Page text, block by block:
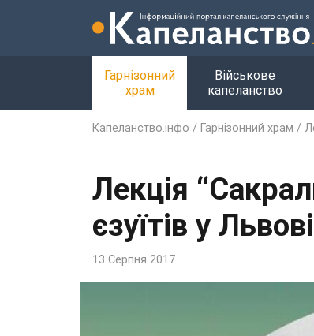
Гарнізонний
храм
Військове
капеланство
Капеланство.інфо / Гарнізонний храм /
Лекція
єзуїтів у
13 Серпня 2017